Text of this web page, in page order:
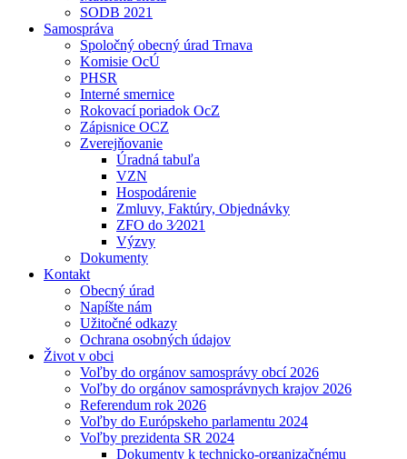
SODB 2021
Samospráva
Spoločný obecný úrad Trnava
Komisie OcÚ
PHSR
Interné smernice
Rokovací poriadok OcZ
Zápisnice OCZ
Zverejňovanie
Úradná tabuľa
VZN
Hospodárenie
Zmluvy, Faktúry, Objednávky
ZFO do 3⁄2021
Výzvy
Dokumenty
Kontakt
Obecný úrad
Napíšte nám
Užitočné odkazy
Ochrana osobných údajov
Život v obci
Voľby do orgánov samosprávy obcí 2026
Voľby do orgánov samosprávnych krajov 2026
Referendum rok 2026
Voľby do Európskeho parlamentu 2024
Voľby prezidenta SR 2024
Dokumenty k technicko-organizačnému